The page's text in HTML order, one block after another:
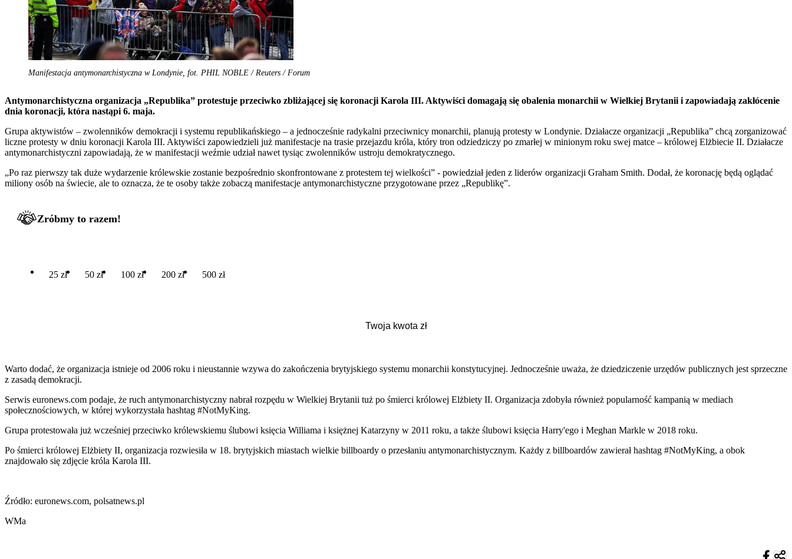
Manifestacja antymonarchistyczna w Londynie, fot. PHIL NOBLE / Reuters / Forum
Antymonarchistyczna organizacja „Republika” protestuje przeciwko zbliżającej się koronacji Karola III. Aktywiści domagają się obalenia monarchii w Wielkiej Brytanii i zapowiadają zakłócenie
dnia koronacji, która nastąpi 6. maja.
Grupa aktywistów – zwolenników demokracji i systemu republikańskiego – a jednocześnie radykalni przeciwnicy monarchii, planują protesty w Londynie. Działacze organizacji „Republika” chcą zorganizować
liczne protesty w dniu koronacji Karola III. Aktywiści zapowiedzieli już manifestacje na trasie przejazdu króla, który tron odziedziczy po zmarłej w minionym roku swej matce – królowej Elżbiecie II. Działacze
antymonarchistyczni zapowiadają, że w manifestacji weźmie udział nawet tysiąc zwolenników ustroju demokratycznego.
„Po raz pierwszy tak duże wydarzenie królewskie zostanie bezpośrednio skonfrontowane z protestem tej wielkości” - powiedział jeden z liderów organizacji Graham Smith. Dodał, że koronację będą oglądać
miliony osób na świecie, ale to oznacza, że te osoby także zobaczą manifestacje antymonarchistyczne przygotowane przez „Republikę”.
Zróbmy to razem!
25 zł 50 zł 100 zł 200 zł 500 zł
Warto dodać, że organizacja istnieje od 2006 roku i nieustannie wzywa do zakończenia brytyjskiego systemu monarchii konstytucyjnej. Jednocześnie uważa, że dziedziczenie urzędów publicznych jest sprzeczne
z zasadą demokracji.
Serwis euronews.com podaje, że ruch antymonarchistyczny nabrał rozpędu w Wielkiej Brytanii tuż po śmierci królowej Elżbiety II. Organizacja zdobyła również popularność kampanią w mediach
społecznościowych, w której wykorzystała hashtag #NotMyKing.
Grupa protestowała już wcześniej przeciwko królewskiemu ślubowi księcia Williama i księżnej Katarzyny w 2011 roku, a także ślubowi księcia Harry'ego i Meghan Markle w 2018 roku.
Po śmierci królowej Elżbiety II, organizacja rozwiesiła w 18. brytyjskich miastach wielkie billboardy o przesłaniu antymonarchistycznym. Każdy z billboardów zawierał hashtag #NotMyKing, a obok
znajdowało się zdjęcie króla Karola III.
Źródło: euronews.com, polsatnews.pl
WMa